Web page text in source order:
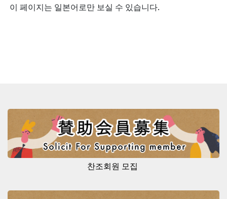
이 페이지는 일본어로만 보실 수 있습니다.
찬조회원 모집